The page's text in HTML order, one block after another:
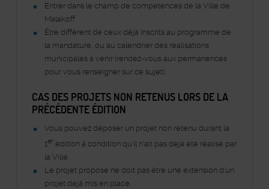
Entrer dans le champ de compétences de la Ville de
Malakoff
Être différent de ceux déjà inscrits au programme de
la mandature, ou au calendrier des réalisations
municipales à venir (rendez-vous aux permanences
pour vous renseigner sur ce sujet).
CAS DES PROJETS NON RETENUS LORS DE LA
PRÉCÉDENTE ÉDITION
Vous pouvez déposer un projet non retenu durant la
1er édition à condition qu'il n'ait pas déjà été réalisé par
la Ville.
Le projet proposé ne doit pas être une extension d’un
projet déjà mis en place.